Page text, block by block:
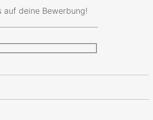
auf deine Bewerbung!